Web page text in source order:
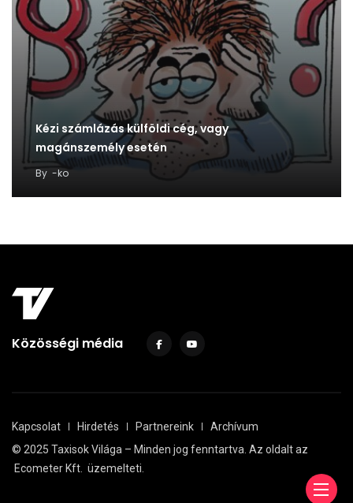
Kézi számlázás külföldi cég, vagy
magánszemély esetén
By -ko
Közösségi média
Kapcsolat Hirdetés Partnereink
Archívum
© 2025 Taxisok Világa – Minden jog fenntartva. Az oldalt az
Ecometer Kft. üzemelteti.